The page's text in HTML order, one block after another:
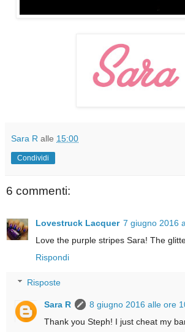
Sara R alle 15:00
Condividi
6 commenti:
Lovestruck Lacquer 7 giugno 2016
Love the purple stripes Sara! The
Rispondi
Risposte
Sara R
8 giugno 2016 alle ore
Thank you Steph! I just cheat my